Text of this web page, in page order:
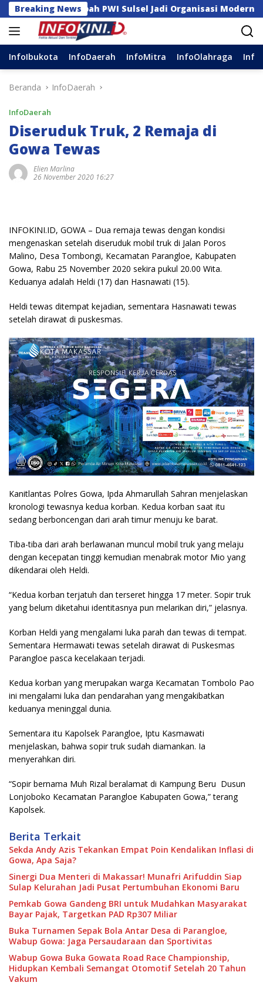
Langsung
ke
konten
Breaking NewsPWI Sulsel Jadi Organisasi Modern dan Inklusif
InfoIbukota InfoDaerah InfoMitra InfoOlahraga
Beranda InfoDaerah
InfoDaerah
Diseruduk Truk, 2 Remaja di
Gowa Tewas
Elien Marlina
26 November 2020 16:27
INFOKINI.ID, GOWA – Dua remaja tewas dengan kondisi
mengenaskan setelah diseruduk mobil truk di Jalan Poros
Malino, Desa Tombongi, Kecamatan Parangloe, Kabupaten
Gowa, Rabu 25 November 2020 sekira pukul 20.00 Wita.
Keduanya adalah Heldi (17) dan Hasnawati (15).
Heldi tewas ditempat kejadian, sementara Hasnawati tewas
setelah dirawat di puskesmas.
Kanitlantas Polres Gowa, Ipda Ahmarullah Sahran menjelaskan
kronologi tewasnya kedua korban. Kedua korban saat itu
sedang berboncengan dari arah timur menuju ke barat.
Tiba-tiba dari arah berlawanan muncul mobil truk yang melaju
dengan kecepatan tinggi kemudian menabrak motor Mio yang
dikendarai oleh Heldi.
“Kedua korban terjatuh dan terseret hingga 17 meter. Sopir truk
yang belum diketahui identitasnya pun melarikan diri,” jelasnya.
Korban Heldi yang mengalami luka parah dan tewas di tempat.
Sementara Hermawati tewas setelah dirawat di Puskesmas
Parangloe pasca kecelakaan terjadi.
Kedua korban yang merupakan warga Kecamatan Tombolo Pao
ini mengalami luka dan pendarahan yang mengakibatkan
keduanya meninggal dunia.
Sementara itu Kapolsek Parangloe, Iptu Kasmawati
menjelaskan, bahwa sopir truk sudah diamankan. Ia
menyerahkan diri.
“Sopir bernama Muh Rizal beralamat di Kampung Beru Dusun
Lonjoboko Kecamatan Parangloe Kabupaten Gowa,” terang
Kapolsek.
Berita Terkait
Sekda Andy Azis Tekankan Empat Poin Kendalikan Inflasi di
Gowa, Apa Saja?
Sinergi Dua Menteri di Makassar! Munafri Arifuddin Siap
Sulap Kelurahan Jadi Pusat Pertumbuhan Ekonomi Baru
Pemkab Gowa Gandeng BRI untuk Mudahkan Masyarakat
Bayar Pajak, Targetkan PAD Rp307 Miliar
Buka Turnamen Sepak Bola Antar Desa di Parangloe,
Wabup Gowa: Jaga Persaudaraan dan Sportivitas
Wabup Gowa Buka Gowata Road Race Championship,
Hidupkan Kembali Semangat Otomotif Setelah 20 Tahun
Vakum